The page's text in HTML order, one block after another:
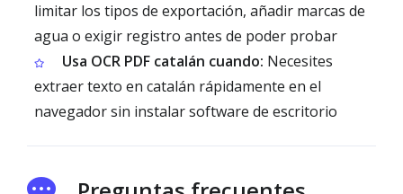
limitar los tipos de exportación, añadir marcas de
agua o exigir registro antes de poder probar
Usa OCR PDF catalán cuando: Necesites
extraer texto en catalán rápidamente en el
navegador sin instalar software de escritorio